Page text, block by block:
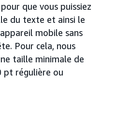
que vous puissiez
du texte et ainsi le
mobile sans
Pour cela, nous
taille minimale de
pt régulière ou